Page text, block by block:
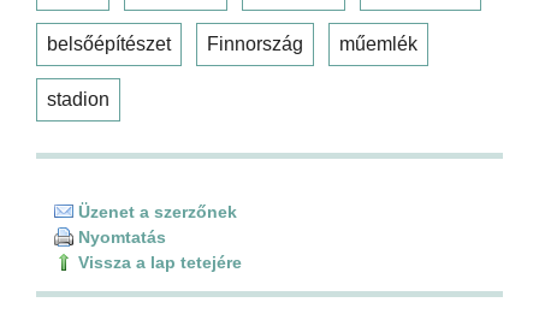
belsőépítészet Finnország műemlék
stadion
Üzenet a szerzőnek
Nyomtatás
Vissza a lap tetejére